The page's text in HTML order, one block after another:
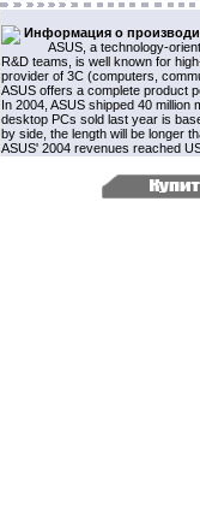
Информация о
ASUS, a technology-
R&D teams, is well known for
provider of 3C (computers,
ASUS offers a complete product
In 2004, ASUS shipped 40
desktop PCs sold last year is
by side, the length will be longer
ASUS' 2004 revenues reached